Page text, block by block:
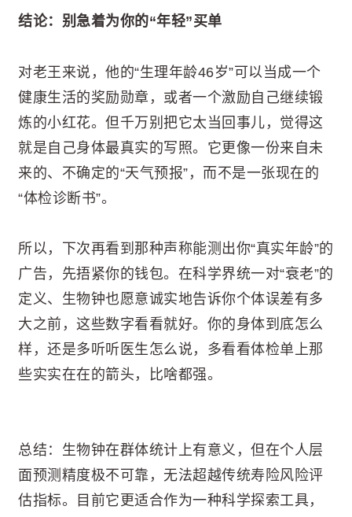
结论：别急着为你的“年轻”买单
对老王来说，他的“生理年龄46岁”可以当成一个
健康生活的奖励勋章，或者一个激励自己继续锻
炼的小红花。但千万别把它太当回事儿，觉得这
就是自己身体最真实的写照。它更像一份来自未
来的、不确定的“天气预报”，而不是一张现在的
“体检诊断书”。
所以，下次再看到那种声称能测出你“真实年龄”的
广告，先捂紧你的钱包。在科学界统一对“衰老”的
定义、生物钟也愿意诚实地告诉你个体误差有多
大之前，这些数字看看就好。你的身体到底怎么
样，还是多听听医生怎么说，多看看体检单上那
些实实在在的箭头，比啥都强。
总结：生物钟在群体统计上有意义，但在个人层
面预测精度极不可靠，无法超越传统寿险风险评
估指标。目前它更适合作为一种科学探索工具，